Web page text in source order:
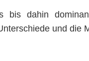
dahin
und die